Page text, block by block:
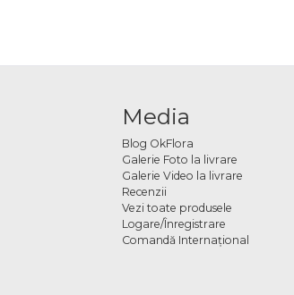
Media
Blog OkFlora
Galerie Foto la livrare
Galerie Video la livrare
Recenzii
Vezi toate produsele
Logare/Înregistrare
Comandă Internațional